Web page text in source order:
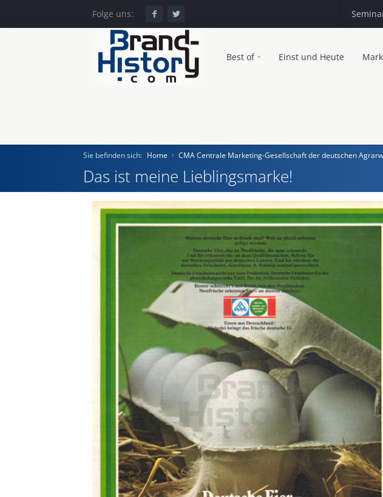
Folge uns:
Best of Einst und Heute
Home
Einst und Heute
Marken
Konzerne
Epoche
Sie befinden sich: Home CMA Centrale Marketing-Gesellschaft der deutschen
Das ist meine Lieblingsmarke!